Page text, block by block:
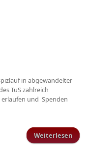
in abgewandelter
TuS zahlreich
und Spenden
Weiterlesen